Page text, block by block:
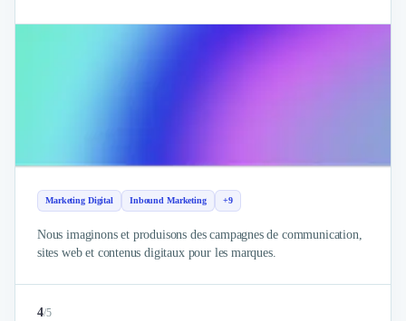
Marketing Digital Inbound Marketing +9
Nous imaginons et produisons des campagnes de communication,
sites web et contenus digitaux pour les marques.
4/5